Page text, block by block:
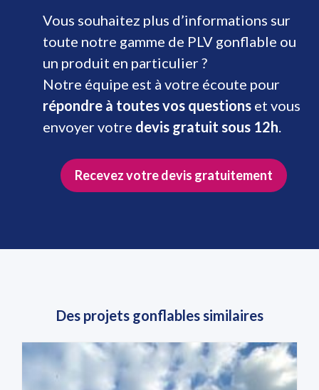
Vous souhaitez plus d’informations sur
toute notre gamme de PLV gonflable ou
un produit en particulier ?
Notre équipe est à votre écoute pour
répondre à toutes vos questions et vous
envoyer votre devis gratuit sous 12h.
Recevez votre devis gratuitement
Des projets gonflables similaires